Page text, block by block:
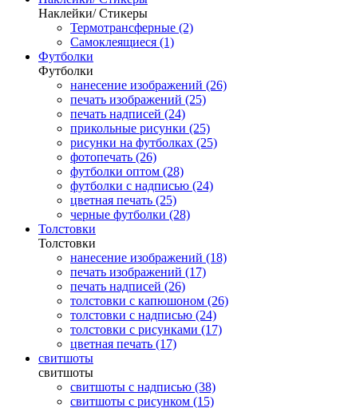
Наклейки/ Стикеры
Термотрансферные (2)
Самоклеящиеся (1)
Футболки
Футболки
нанесение изображений (26)
печать изображений (25)
печать надписей (24)
прикольные рисунки (25)
рисунки на футболках (25)
фотопечать (26)
футболки оптом (28)
футболки с надписью (24)
цветная печать (25)
черные футболки (28)
Толстовки
Толстовки
нанесение изображений (18)
печать изображений (17)
печать надписей (26)
толстовки с капюшоном (26)
толстовки с надписью (24)
толстовки с рисунками (17)
цветная печать (17)
свитшоты
свитшоты
свитшоты с надписью (38)
свитшоты с рисунком (15)